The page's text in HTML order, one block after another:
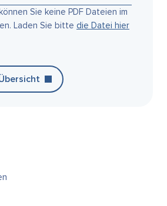
Sie keine PDF Dateien im
Laden Sie bitte die Datei hier